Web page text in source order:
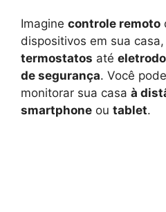
Imagine controle remoto
dispositivos em sua
termostatos até
de segurança. Você
monitorar sua casa à
smartphone ou tablet.